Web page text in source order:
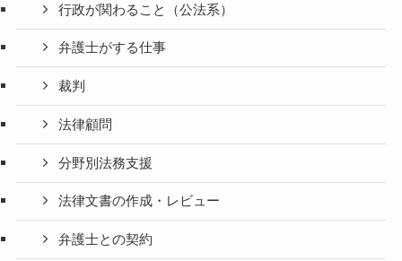
行政が関わること（公法系）
弁護士がする仕事
裁判
法律顧問
分野別法務支援
法律文書の作成・レビュー
弁護士との契約